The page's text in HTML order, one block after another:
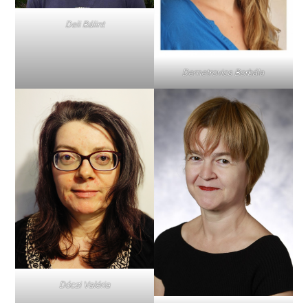
Deli Bálint
Demetrovics Borbála
Dóczi Valéria